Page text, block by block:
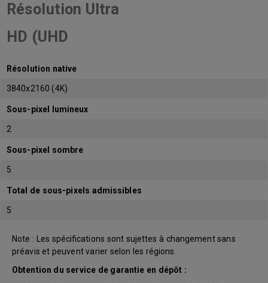
Résolution Ultra
HD (UHD
Résolution native
3840x2160 (4K)
Sous-pixel lumineux
2
Sous-pixel sombre
5
Total de sous-pixels admissibles
5
Note : Les spécifications sont sujettes à changement sans
préavis et peuvent varier selon les régions.
Obtention du service de garantie en dépôt :